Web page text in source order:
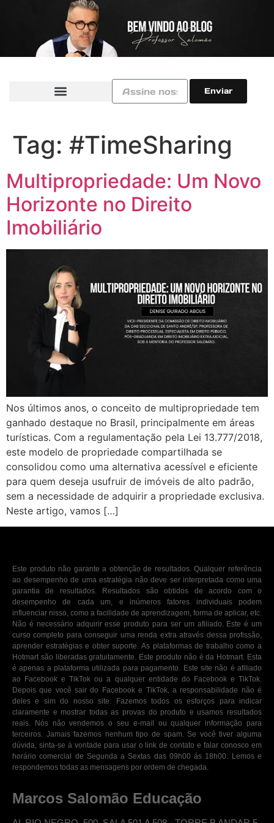
Enviar
Tag: #TimeSharing
Multipropriedade: Um Novo
Horizonte no Direito
Imobiliário
Nos últimos anos, o conceito de multipropriedade tem
ganhado destaque no Brasil, principalmente em áreas
turísticas. Com a regulamentação pela Lei 13.777/2018,
este modelo de propriedade compartilhada se
consolidou como uma alternativa acessível e eficiente
para quem deseja usufruir de imóveis de alto padrão,
sem a necessidade de adquirir a propriedade exclusiva.
Neste artigo, vamos […]
Este produto não garante a obtenção de resultados. Qualquer referência
ao desempenho de uma estratégia não deve ser interpretada como uma
garantia de resultados. Resultados são obtidos de acordo com o
desempenho de cada um, e inúmeros fatores individuais podem
influenciar nisso, como a facilidade de aprendizagem, forma de aplicar, etc.
Não é necessário adquirir esse produto para ser um afiliado. Este é um
curso completo para conseguir uma renda extra através dessa profissão,
aprender estratégias e obter suporte. As plataformas de trabalho como a
Hotmart são liberadas gratuitamente. Este produto não é da Hotmart. Esta
é apenas a plataforma utilizada para pagamento. Este site não é afiliado
ao Facebook e TikTok ou a qualquer entidade do Facebook e TikTok.
Depois que você sair do Facebook e TikTok, a responsabilidade não é
deles e sim do nosso site. Fazemos todos os esforços para indicar
claramente e mostrar todas as provas do produto e usamos resultados
reais. Nós não vendemos o seu e-mail ou qualquer informação para
terceiros. Jamais fazemos nenhum tipo de spam. Se você tiver alguma
dúvida, sinta-se à vontade para usar o link de contato e falar conosco em
horário comercial de Segunda a Sextas das 09h00 ás 18h00. Lemos e
respondemos todas as mensagens por ordem de chegada.
Marcos Salomão Educação